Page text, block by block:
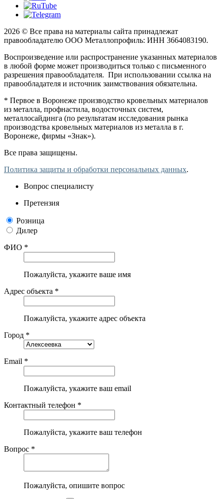
2026 © Все права на материалы сайта принадлежат
правообладателю ООО Металлопрофиль: ИНН 3664083190.
Воспроизведение или распространение указанных материалов
в любой форме может производиться только с письменного
разрешения правообладателя. При использовании ссылка на
правообладателя и источник заимствования обязательна.
* Первое в Воронеже производство кровельных материалов
из металла, профнастила, водосточных систем,
металлосайдинга (по результатам исследования рынка
производства кровельных материалов из металла в г.
Воронеже, фирмы «Знак»).
Все права защищены.
Политика защиты и обработки персональных данных.
Вопрос специалисту
Претензия
Розница
Дилер
ФИО *
Пожалуйста, укажите ваше имя
Адрес объекта *
Пожалуйста, укажите адрес объекта
Город *
Email *
Пожалуйста, укажите ваш email
Контактный телефон *
Пожалуйста, укажите ваш телефон
Вопрос *
Пожалуйста, опишите вопрос